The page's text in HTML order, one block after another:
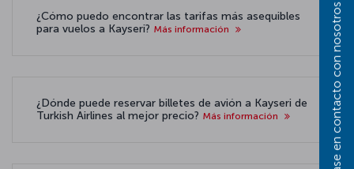
¿Cómo puedo encontrar las tarifas más asequibles
para vuelos a Kayseri? Más información
¿Dónde puede reservar billetes de avión a Kayseri de
Turkish Airlines al mejor precio? Más información Póngase en contacto con nosotros